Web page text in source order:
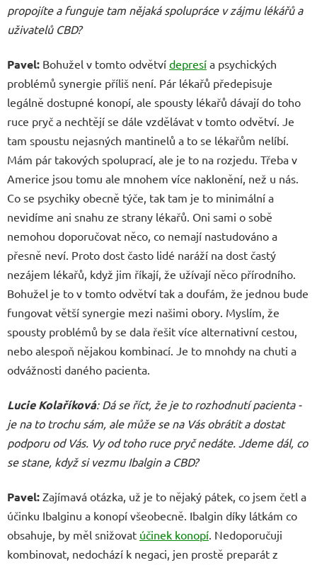
propojíte a funguje tam nějaká spolupráce v zájmu lékářů a
uživatelů CBD?
Pavel: Bohužel v tomto odvětví depresí a psychických
problémů synergie příliš není. Pár lékařů předepisuje
legálně dostupné konopí, ale spousty lékařů dávají do toho
ruce pryč a nechtějí se dále vzdělávat v tomto odvětví. Je
tam spoustu nejasných mantinelů a to se lékařům nelíbí.
Mám pár takových spoluprací, ale je to na rozjedu. Třeba v
Americe jsou tomu ale mnohem více naklonění, než u nás.
Co se psychiky obecně týče, tak tam je to minimální a
nevidíme ani snahu ze strany lékařů. Oni sami o sobě
nemohou doporučovat něco, co nemají nastudováno a
přesně neví. Proto dost často lidé naráží na dost častý
nezájem lékařů, když jim říkají, že užívají něco přírodního.
Bohužel je to v tomto odvětví tak a doufám, že jednou bude
fungovat větší synergie mezi našimi obory. Myslím, že
spousty problémů by se dala řešit více alternativní cestou,
nebo alespoň nějakou kombinací. Je to mnohdy na chuti a
odvážnosti daného pacienta.
Lucie Kolaříková: Dá se říct, že je to rozhodnutí pacienta -
je na to trochu sám, ale může se na Vás obrátit a dostat
podporu od Vás. Vy od toho ruce pryč nedáte. Jdeme dál, co
se stane, když si vezmu Ibalgin a CBD?
Pavel: Zajímavá otázka, už je to nějaký pátek, co jsem četl a
účinku Ibalginu a konopí všeobecně. Ibalgin díky látkám co
obsahuje, by měl snižovat účinek konopí. Nedoporučuji
kombinovat, nedochází k negaci, jen prostě preparát z